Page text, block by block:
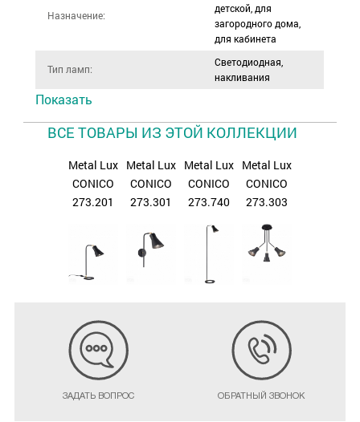
Назначение:
детской, для
загородного дома,
для кабинета
Тип ламп:
Светодиодная,
накливания
Показать
ВСЕ ТОВАРЫ ИЗ ЭТОЙ КОЛЛЕКЦИИ
Metal Lux
CONICO
273.201
Metal Lux
CONICO
273.301
Metal Lux
CONICO
273.740
Metal Lux
CONICO
273.303
ЗАДАТЬ ВОПРОС ОБРАТНЫЙ ЗВОНОК